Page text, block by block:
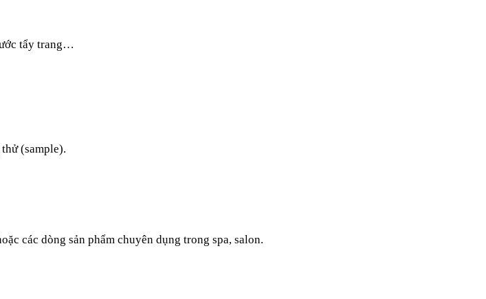
tẩy trang…
(sample).
các dòng sản phẩm chuyên dụng trong spa, salon.